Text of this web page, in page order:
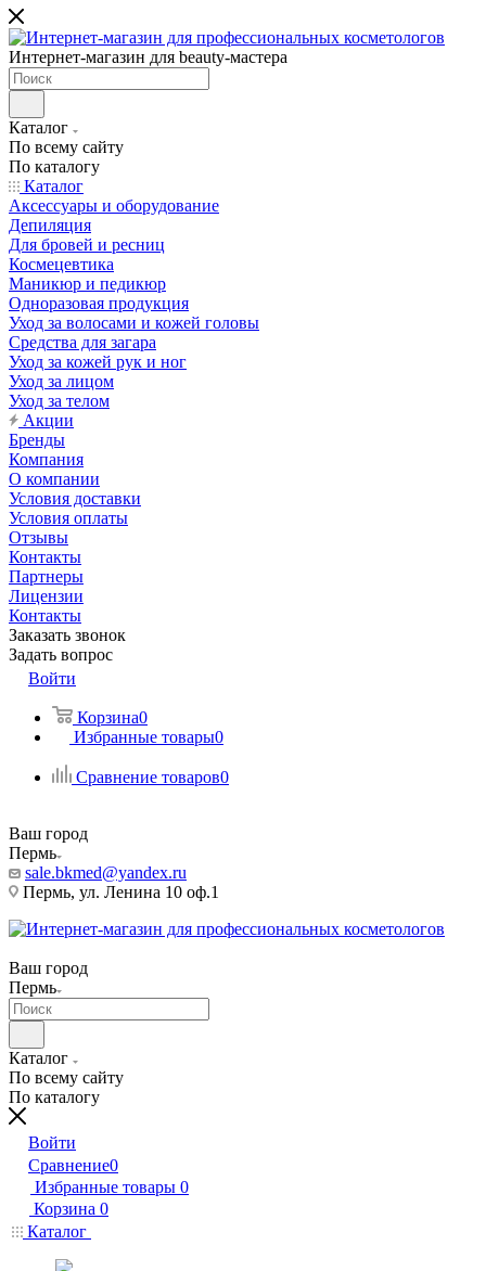
Интернет-магазин для beauty-мастера
Каталог
По всему сайту
По каталогу
Каталог
Аксессуары и оборудование
Депиляция
Для бровей и ресниц
Космецевтика
Маникюр и педикюр
Одноразовая продукция
Уход за волосами и кожей головы
Средства для загара
Уход за кожей рук и ног
Уход за лицом
Уход за телом
Акции
Бренды
Компания
О компании
Условия доставки
Условия оплаты
Отзывы
Контакты
Партнеры
Лицензии
Контакты
Заказать звонок
Задать вопрос
Войти
Корзина0
Избранные товары0
Сравнение товаров0
Ваш город
Пермь
sale.bkmed@yandex.ru
Пермь, ул. Ленина 10 оф.1
Ваш город
Пермь
Каталог
По всему сайту
По каталогу
Войти
Сравнение0
Избранные товары 0
Корзина 0
Каталог